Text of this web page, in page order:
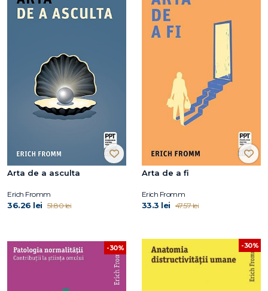
Arta de a asculta
Erich Fromm
36.26 lei 51.80 lei
Arta de a fi
Erich Fromm
33.3 lei 47.57 lei
-30% -30%